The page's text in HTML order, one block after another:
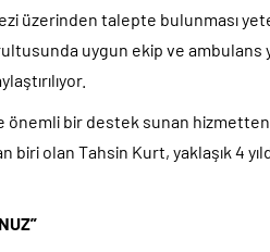
üzerinden talepte bulunması
uygun ekip ve ambulans
bir destek sunan
olan Tahsin Kurt, yaklaşık 4